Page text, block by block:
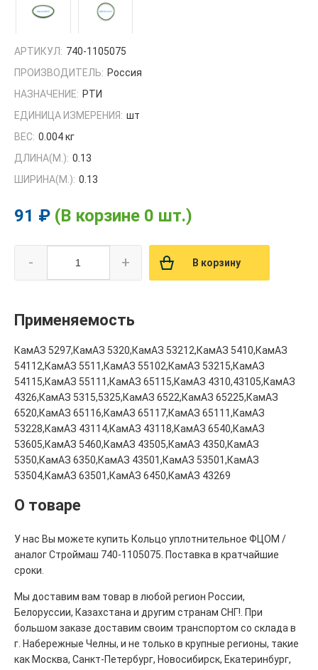
АРТИКУЛ: 740-1105075
ПРОИЗВОДИТЕЛЬ: Россия
НАЗНАЧЕНИЕ: РТИ
ЕДИНИЦА ИЗМЕРЕНИЯ: шт
ВЕС: 0.004 кг
ДЛИНА(М.): 0.13
ШИРИНА(М.): 0.13
91 ₽ (В корзине 0 шт.)
- + В корзину
Применяемость
КамАЗ 5297,КамАЗ 5320,КамАЗ 53212,КамАЗ 5410,КамАЗ
54112,КамАЗ 5511,КамАЗ 55102,КамАЗ 53215,КамАЗ
54115,КамАЗ 55111,КамАЗ 65115,КамАЗ 4310,43105,КамАЗ
4326,КамАЗ 5315,5325,КамАЗ 6522,КамАЗ 65225,КамАЗ
6520,КамАЗ 65116,КамАЗ 65117,КамАЗ 65111,КамАЗ
53228,КамАЗ 43114,КамАЗ 43118,КамАЗ 6540,КамАЗ
53605,КамАЗ 5460,КамАЗ 43505,КамАЗ 4350,КамАЗ
5350,КамАЗ 6350,КамАЗ 43501,КамАЗ 53501,КамАЗ
53504,КамАЗ 63501,КамАЗ 6450,КамАЗ 43269
О товаре
У нас Вы можете купить Кольцо уплотнительное ФЦОМ /
аналог Строймаш 740-1105075. Поставка в кратчайшие
сроки.
Мы доставим вам товар в любой регион России,
Белоруссии, Казахстана и другим странам СНГ!. При
большом заказе доставим своим транспортом со склада в
г. Набережные Челны, и не только в крупные регионы, такие
как Москва, Санкт-Петербург, Новосибирск, Екатеринбург,